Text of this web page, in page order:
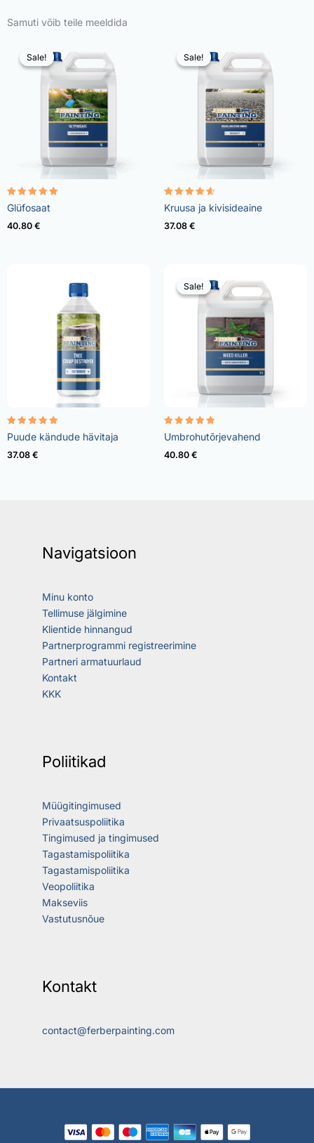
Samuti võib teile meeldida
Sale!
Sale!
Rated
4.96
out of 5
Glüfosaat
40.80 €
Sale!
Sale!
Rated
4.57
out of 5
Kruusa ja kivisideaine
37.08 €
Rated
5.00
out of 5
Puude kändude hävitaja
37.08 €
Sale!
Sale!
Rated
4.73
out of 5
Umbrohutõrjevahend
40.80 €
Navigatsioon
Minu konto
Tellimuse jälgimine
Klientide hinnangud
Partnerprogrammi registreerimine
Partneri armatuurlaud
Kontakt
KKK
Poliitikad
Müügitingimused
Privaatsuspoliitika
Tingimused ja tingimused
Tagastamispoliitika
Tagastamispoliitika
Veopoliitika
Makseviis
Vastutusnõue
Kontakt
contact@ferberpainting.com